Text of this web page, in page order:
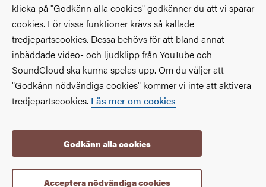
klicka på "Godkänn alla cookies" godkänner du att vi sparar
cookies. För vissa funktioner krävs så kallade
tredjepartscookies. Dessa behövs för att bland annat
inbäddade video- och ljudklipp från YouTube och
SoundCloud ska kunna spelas upp. Om du väljer att
"Godkänn nödvändiga cookies" kommer vi inte att aktivera
tredjepartscookies. Läs mer om cookies
Godkänn alla cookies
Acceptera nödvändiga cookies
Genvägar
Studentportalen(Extern länk)
Medarbetarportalen(Extern länk)
Göteborgs universitet (Extern länk)
Om webbplatsen
Tillgänglighetsredogörelse